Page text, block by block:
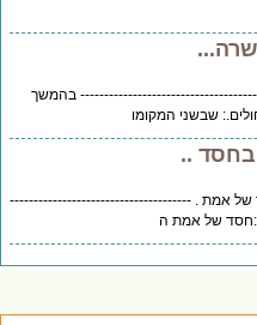
בהמשך
שבשני המקומו
..
. --------------------------------------
של אמת ה